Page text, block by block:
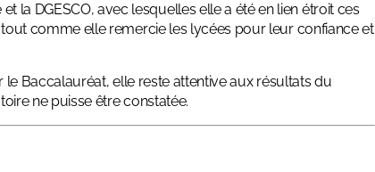
la DGESCO, avec lesquelles elle a été en lien étroit ces
comme elle remercie les lycées pour leur confiance et
le Baccalauréat, elle reste attentive aux résultats du
ne puisse être constatée.